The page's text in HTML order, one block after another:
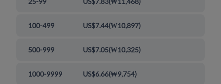
100-499 US$7.44(₩10,897)
500-999 US$7.05(₩10,325)
1000-9999 US$6.66(₩9,754)